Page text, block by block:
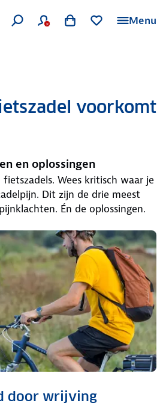
Menu
voorkomt
en oplossingen
Wees kritisch waar je
Dit zijn de drie meest
Én de oplossingen.
door wrijving